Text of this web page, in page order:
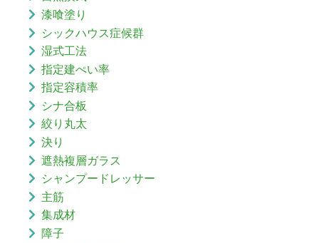
漆喰塗り
シックハウス症候群
湿式工法
指定建ぺい率
指定容積率
シナ合板
絞り丸太
決り
遮熱複層ガラス
シャンプードレッサー
主筋
集成材
障子